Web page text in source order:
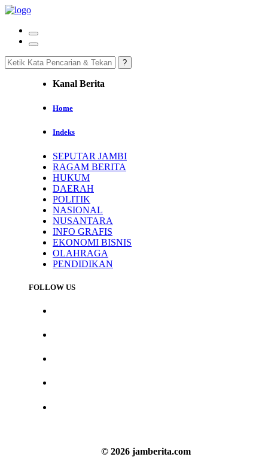
Kanal Berita
Home
Indeks
SEPUTAR JAMBI
RAGAM BERITA
HUKUM
DAERAH
POLITIK
NASIONAL
NUSANTARA
INFO GRAFIS
EKONOMI BISNIS
OLAHRAGA
PENDIDIKAN
FOLLOW US
© 2026 jamberita.com